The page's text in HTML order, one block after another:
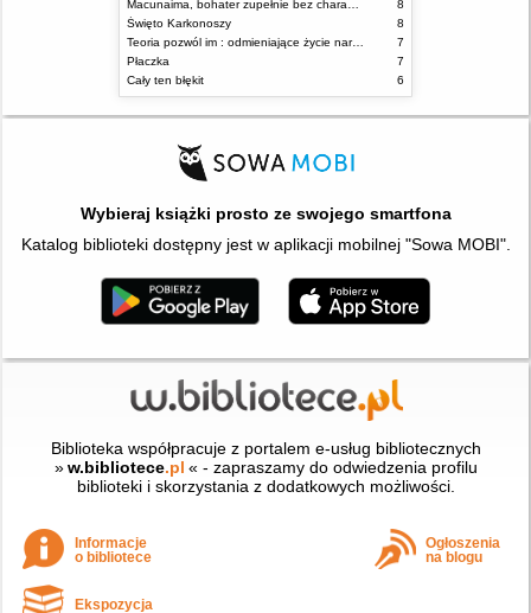
8
Święto Karkonoszy
8
Teoria pozwól im : odmieniające życie narzędzie, o którym mówią miliony ludzi
7
Płaczka
7
Cały ten błękit
6
Wybieraj książki prosto ze swojego smartfona
Katalog biblioteki dostępny jest w aplikacji mobilnej "Sowa MOBI".
Biblioteka współpracuje z portalem e-usług bibliotecznych
» w.bibliotece.pl « - zapraszamy do odwiedzenia profilu
biblioteki i skorzystania z dodatkowych możliwości.
Informacje
o bibliotece
Ogłoszenia
na blogu
Ekspozycja